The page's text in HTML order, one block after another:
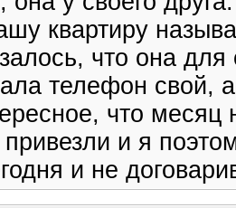
квартиру
что она
телефон свой,
что
и я
и не